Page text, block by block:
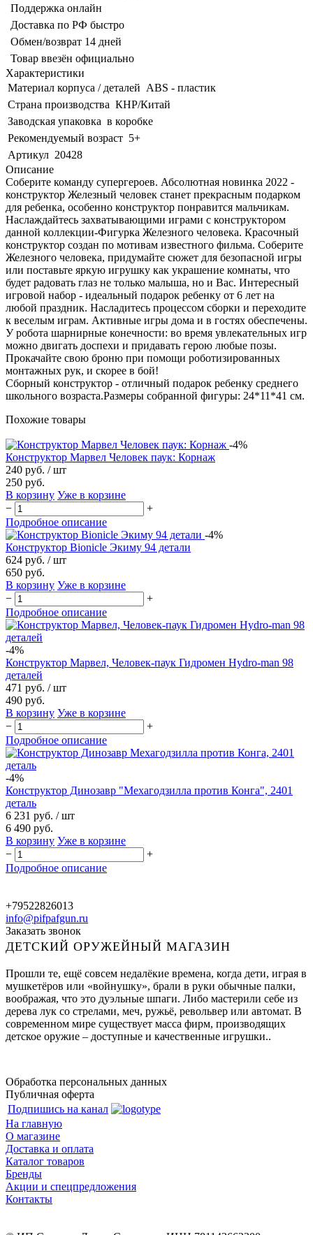
Поддержка онлайн
Доставка по РФ быстро
Обмен/возврат 14 дней
Товар ввезён официально
Характеристики
Материал корпуса / деталей ABS - пластик
Страна производства КНР/Китай
Заводская упаковка в коробке
Рекомендуемый возраст 5+
Артикул 20428
Описание
Соберите команду супергероев. Абсолютная новинка 2022 -
конструктор Железный человек станет прекрасным подарком
для ребенка, особенно конструктор понравится мальчикам.
Наслаждайтесь захватывающими играми с конструктором
данной коллекции-Фигурка Железного человека. Красочный
конструктор создан по мотивам известного фильма. Соберите
Железного человека, придумайте сюжет для безопасной игры
или поставьте яркую игрушку как украшение комнаты, что
будет радовать глаз не только малыша, но и Вас. Интересный
игровой набор - идеальный подарок ребенку от 6 лет на
любой праздник. Насладитесь процессом сборки и переходите
к веселым играм. Активные игры дома и в гостях обеспечены.
У робота шарнирные конечности: во время увлекательных игр
можно двигать доспехи и придавать герою любые позы.
Прокачайте свою броню при помощи роботизированных
монтажных рук, и скорее в бой!
Сборный конструктор - отличный подарок ребенку среднего
школьного возраста.Размеры собранной фигуры: 24*11*41 см.
Похожие товары
-4%
Конструктор Марвел Человек паук: Корнаж
240 руб. / шт
250 руб.
В корзину Уже в корзине
−
+
Подробное описание
-4%
Конструктор Bionicle Экиму 94 детали
624 руб. / шт
650 руб.
В корзину Уже в корзине
−
+
Подробное описание
-4%
Конструктор Марвел, Человек-паук Гидромен Hydro-man 98
деталей
471 руб. / шт
490 руб.
В корзину Уже в корзине
−
+
Подробное описание
-4%
Конструктор Динозавр "Мехагодзилла против Конга", 2401
деталь
6 231 руб. / шт
6 490 руб.
В корзину Уже в корзине
−
+
Подробное описание
+79522826013
info@pifpafgun.ru
Заказать звонок
ДЕТСКИЙ ОРУЖЕЙНЫЙ МАГАЗИН
Прошли те, ещё совсем недалёкие времена, когда дети, играя в
мушкетёров или «войнушку», брали в руки обычные палки,
воображая, что это дуэльные шпаги. Либо мастерили себе из
дерева лук со стрелами, меч, ружьё, револьвер или автомат. В
современном мире существует масса фирм, производящих
детское оружие – доступные и качественные игрушки..
Обработка персональных данных
Публичная оферта
Подпишись на канал
На главную
О магазине
Доставка и оплата
Каталог товаров
Бренды
Акции и спецпредложения
Контакты